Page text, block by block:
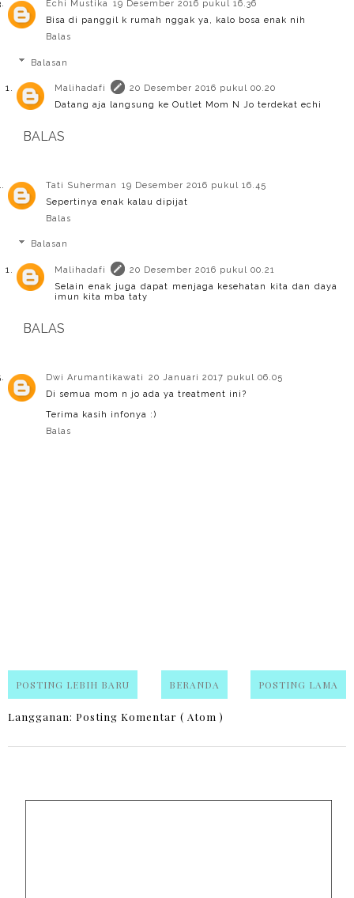
Echi Mustika 19 Desember 2016 pukul 16.36
Bisa di panggil k rumah nggak ya, kalo bosa enak nih
Balas
Balasan
Malihadafi
20 Desember 2016 pukul 00.20
Datang aja langsung ke Outlet Mom N Jo terdekat echi
BALAS
Tati Suherman
19 Desember 2016 pukul 16.45
Sepertinya enak kalau dipijat
Balas
Balasan
Malihadafi
20 Desember 2016 pukul 00.21
Selain enak juga dapat menjaga kesehatan kita dan daya
imun kita mba taty
BALAS
Dwi Arumantikawati
20 Januari 2017 pukul 06.05
Di semua mom n jo ada ya treatment ini?
Terima kasih infonya :)
Balas
POSTING LEBIH BARU POSTING LAMA
BERANDA
Langganan: Posting Komentar ( Atom )